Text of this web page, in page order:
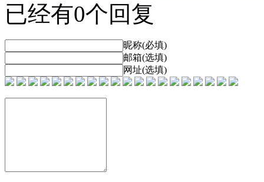
已经有0个回复
昵称(必填)
邮箱(选填)
网址(选填)